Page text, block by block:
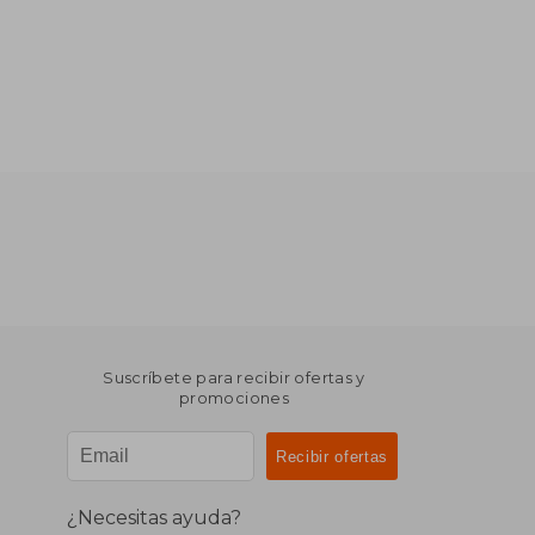
Suscríbete para recibir ofertas y
promociones
¿Necesitas ayuda?